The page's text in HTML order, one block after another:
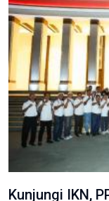
Kunjungi IKN,